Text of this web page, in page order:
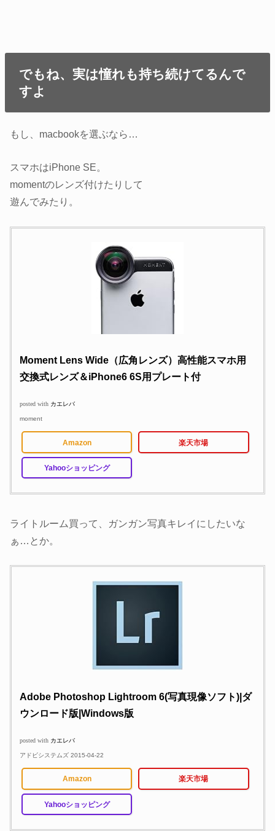
でもね、実は憧れも持ち続けてるんで
すよ
もし、macbookを選ぶなら…
スマホはiPhone SE。
momentのレンズ付けたりして
遊んでみたり。
Moment Lens Wide（広角レンズ）高性能スマホ用
交換式レンズ＆iPhone6 6S用プレート付
posted with カエレバ
moment
Amazon 楽天市場
Yahooショッピング
ライトルーム買って、ガンガン写真キレイにしたいな
ぁ…とか。
Adobe Photoshop Lightroom 6(写真現像ソフト)|ダ
ウンロード版|Windows版
posted with カエレバ
アドビシステムズ 2015-04-22
Amazon 楽天市場
Yahooショッピング